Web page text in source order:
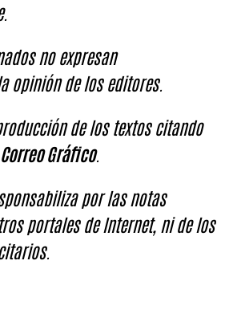
no expresan
opinión de los editores.
de los textos citando
Gráfico.
por las notas
portales de Internet, ni de los